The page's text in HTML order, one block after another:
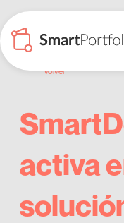
Volver
activa